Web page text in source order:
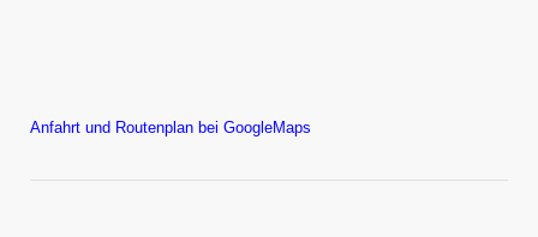
Anfahrt und Routenplan bei GoogleMaps